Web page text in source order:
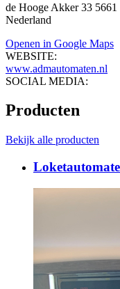
de Hooge Akker 33
Nederland
Openen in Google Maps
WEBSITE:
www.admautomaten.nl
SOCIAL MEDIA:
Producten
Bekijk alle producten